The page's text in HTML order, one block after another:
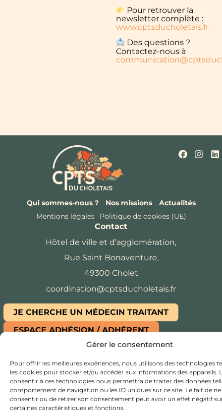
Gérer le consentement
Pour offrir les meilleures expériences, nous utilisons des technologies
les cookies pour stocker et/ou accéder aux informations des appareils.
consentir à ces technologies nous permettra de traiter des données
comportement de navigation ou les ID uniques sur ce site. Le fait de ne
consentir ou de retirer son consentement peut avoir un effet négatif
certaines caractéristiques et fonctions.
Pour retrouver la
newsletter complète :
www.cptsducholetais.fr
Des questions ?
Contactez-nous à
Qui sommes-nous ? Nos missions
Actualités
Mentions légales
Politique de cookies (UE)
Contact
Hôtel de ville et d’agglomération,
Rue Saint Bonaventure,
49300 Cholet
coordination@cptsducholetais.fr
JE CHERCHE UN MÉDECIN TRAITANT
ESPACE ADHÉSION / ADHÉRENT
réservés, Réalisation:Edwina RABOT